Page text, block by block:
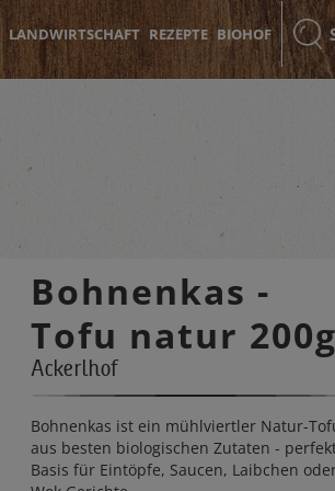
LANDWIRTSCHAFT REZEPTE BIOHOF
Bohnenkas -
Tofu natur 200g
Ackerlhof
Bohnenkas ist ein mühlviertler Natur-
aus besten biologischen Zutaten -
Basis für Eintöpfe, Saucen, Laibchen